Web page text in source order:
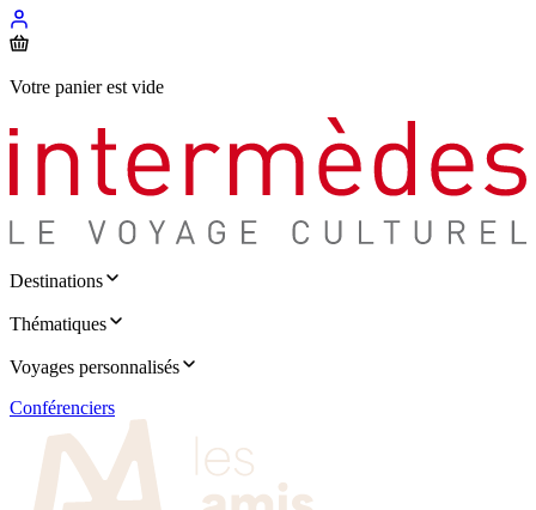
Votre panier est vide
Destinations
Thématiques
Voyages personnalisés
Conférenciers